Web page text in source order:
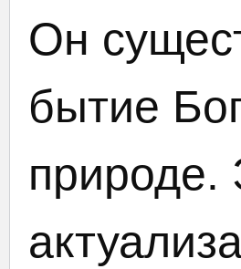
Он
бытие
природе.